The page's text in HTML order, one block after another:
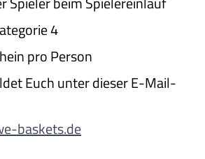
4
pro Person
Euch unter dieser E-Mail-
baskets.de